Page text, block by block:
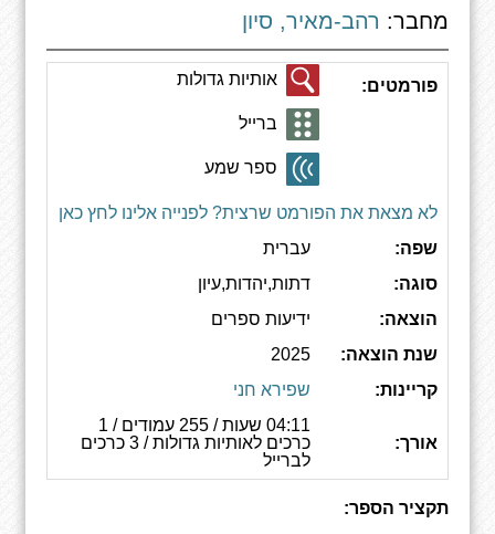
מחבר: רהב-מאיר, סיון
פורמטים: אותיות גדולות
ברייל
ספר שמע
לא מצאת את הפורמט שרצית? לפנייה אלינו לחץ כאן
שפה:
עברית
סוגה:
דתות,יהדות,עיון
הוצאה:
ידיעות ספרים
שנת הוצאה:
2025
קריינות:
שפירא חני
אורך:
04:11 שעות / 255 עמודים / 1
כרכים לאותיות גדולות / 3 כרכים
לברייל
תקציר הספר: